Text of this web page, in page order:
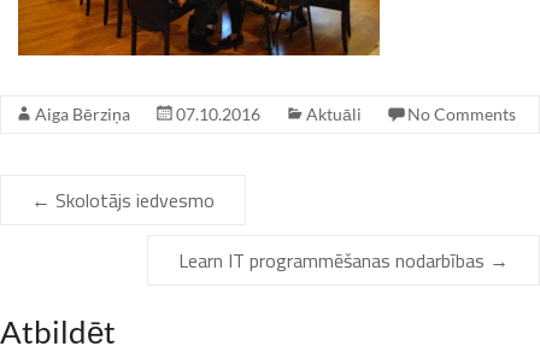
Aiga Bērziņa 07.10.2016 Aktuāli No Comments
← Skolotājs iedvesmo
Learn IT programmēšanas nodarbības →
Atbildēt